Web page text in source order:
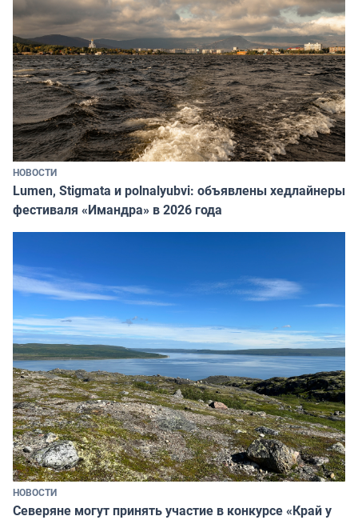
НОВОСТИ
Lumen, Stigmata и polnalyubvi: объявлены хедлайнеры
фестиваля «Имандра» в 2026 года
НОВОСТИ
Северяне могут принять участие в конкурсе «Край у